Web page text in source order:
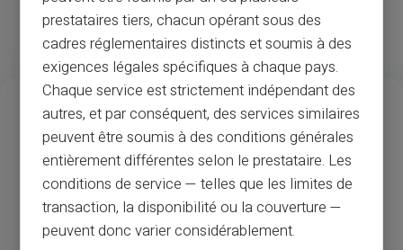
13
Années d’expérience
37M
Acceptation des
commerçants et des
guichets automatiques
1.3M 35
prestataires tiers, chacun opérant sous des
cadres réglementaires distincts et soumis à des
exigences légales spécifiques à chaque pays.
Chaque service est strictement indépendant des
autres, et par conséquent, des services similaires
peuvent être soumis à des conditions générales
entièrement différentes selon le prestataire. Les
conditions de service — telles que les limites de
transaction, la disponibilité ou la couverture —
peuvent donc varier considérablement.